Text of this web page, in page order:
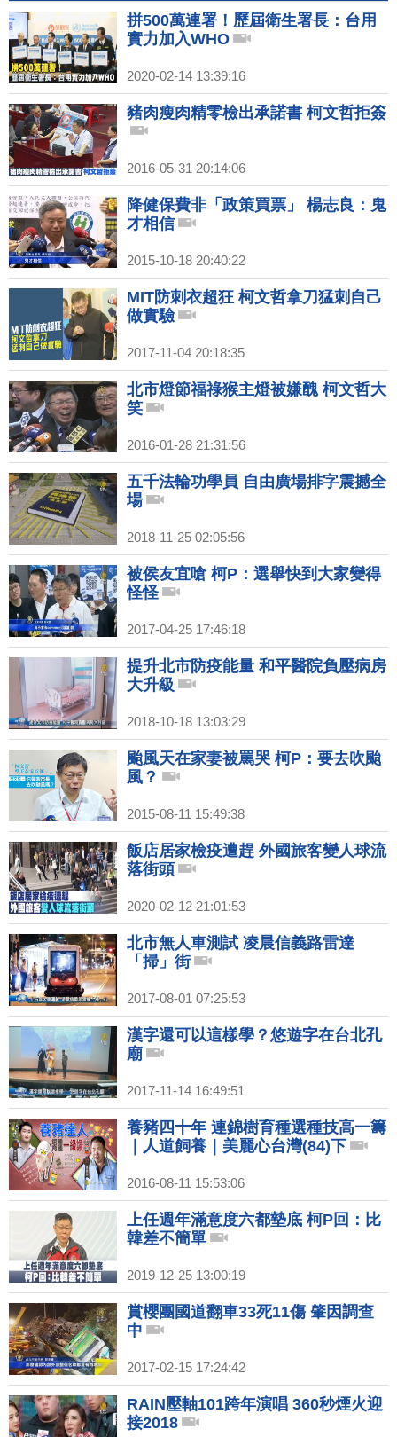
拼500萬連署！歷屆衛生署長：台用
實力加入WHO
2020-02-14 13:39:16
豬肉瘦肉精零檢出承諾書 柯文哲拒簽
2016-05-31 20:14:06
降健保費非「政策買票」 楊志良：鬼
才相信
2015-10-18 20:40:22
MIT防刺衣超狂 柯文哲拿刀猛刺自己
做實驗
2017-11-04 20:18:35
北市燈節福祿猴主燈被嫌醜 柯文哲大
笑
2016-01-28 21:31:56
五千法輪功學員 自由廣場排字震撼全
場
2018-11-25 02:05:56
被侯友宜嗆 柯P：選舉快到大家變得
怪怪
2017-04-25 17:46:18
提升北市防疫能量 和平醫院負壓病房
大升級
2018-10-18 13:03:29
颱風天在家妻被罵哭 柯P：要去吹颱
風？
2015-08-11 15:49:38
飯店居家檢疫遭趕 外國旅客變人球流
落街頭
2020-02-12 21:01:53
北市無人車測試 凌晨信義路雷達
「掃」街
2017-08-01 07:25:53
漢字還可以這樣學？悠遊字在台北孔
廟
2017-11-14 16:49:51
養豬四十年 連錦樹育種選種技高一籌
｜人道飼養｜美麗心台灣(84)下
2016-08-11 15:53:06
上任週年滿意度六都墊底 柯P回：比
韓差不簡單
2019-12-25 13:00:19
賞櫻團國道翻車33死11傷 肇因調查
中
2017-02-15 17:24:42
RAIN壓軸101跨年演唱 360秒煙火迎
接2018